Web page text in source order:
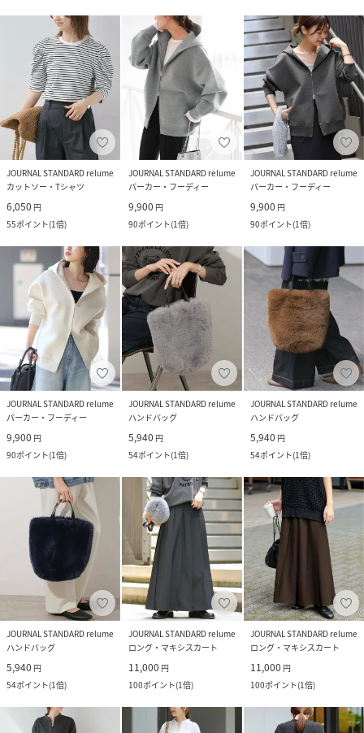
JOURNAL STANDARD relume
カットソー・Tシャツ
6,050 円
55ポイント(1倍)
JOURNAL STANDARD relume
パーカー・フーディー
9,900 円
90ポイント(1倍)
JOURNAL STANDARD relume
パーカー・フーディー
9,900 円
90ポイント(1倍)
JOURNAL STANDARD relume
パーカー・フーディー
9,900 円
90ポイント(1倍)
JOURNAL STANDARD relume
ハンドバッグ
5,940 円
54ポイント(1倍)
JOURNAL STANDARD relume
ハンドバッグ
5,940 円
54ポイント(1倍)
JOURNAL STANDARD relume
ハンドバッグ
5,940 円
54ポイント(1倍)
JOURNAL STANDARD relume
ロング・マキシスカート
11,000 円
100ポイント(1倍)
JOURNAL STANDARD relume
ロング・マキシスカート
11,000 円
100ポイント(1倍)